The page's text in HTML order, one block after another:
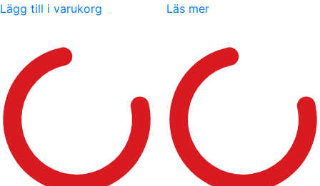
Lägg till i varukorg Läs mer